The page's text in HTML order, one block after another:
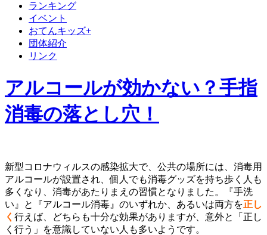
ランキング
イベント
おてんキッズ+
団体紹介
リンク
アルコールが効かない？手指
消毒の落とし穴！
新型コロナウィルスの感染拡大で、公共の場所には、消毒用
アルコールが設置され、個人でも消毒グッズを持ち歩く人も
多くなり、消毒があたりまえの習慣となりました。『手洗
い』と『アルコール消毒』のいずれか、あるいは両方を正し
く 行えば、どちらも十分な効果がありますが、意外と「正し
く行う」を意識していない人も多いようです。